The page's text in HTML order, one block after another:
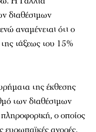
διαθέσιμων
αναμένεται ότι ο
τάξεως του 15%
της έκθεσης
των διαθέσιμων
ο οποίος